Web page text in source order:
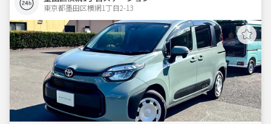
東京都墨田区横網1丁目2-13